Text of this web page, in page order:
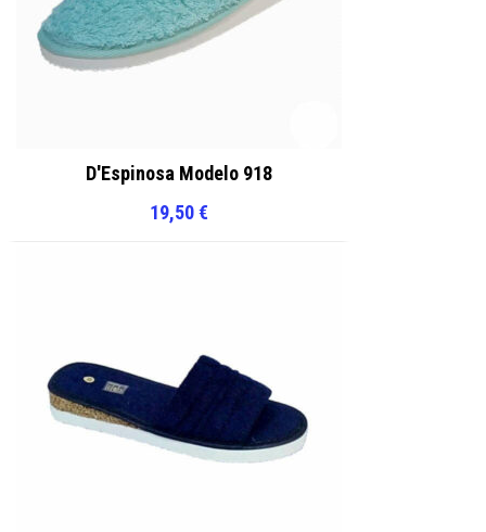
D'Espinosa Modelo 918
19,50€